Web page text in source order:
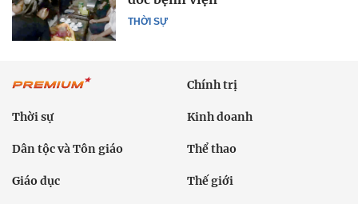
THỜI SỰ
Chính trị
Thời sự Kinh doanh
Dân tộc và Tôn giáo Thể thao
Giáo dục Thế giới